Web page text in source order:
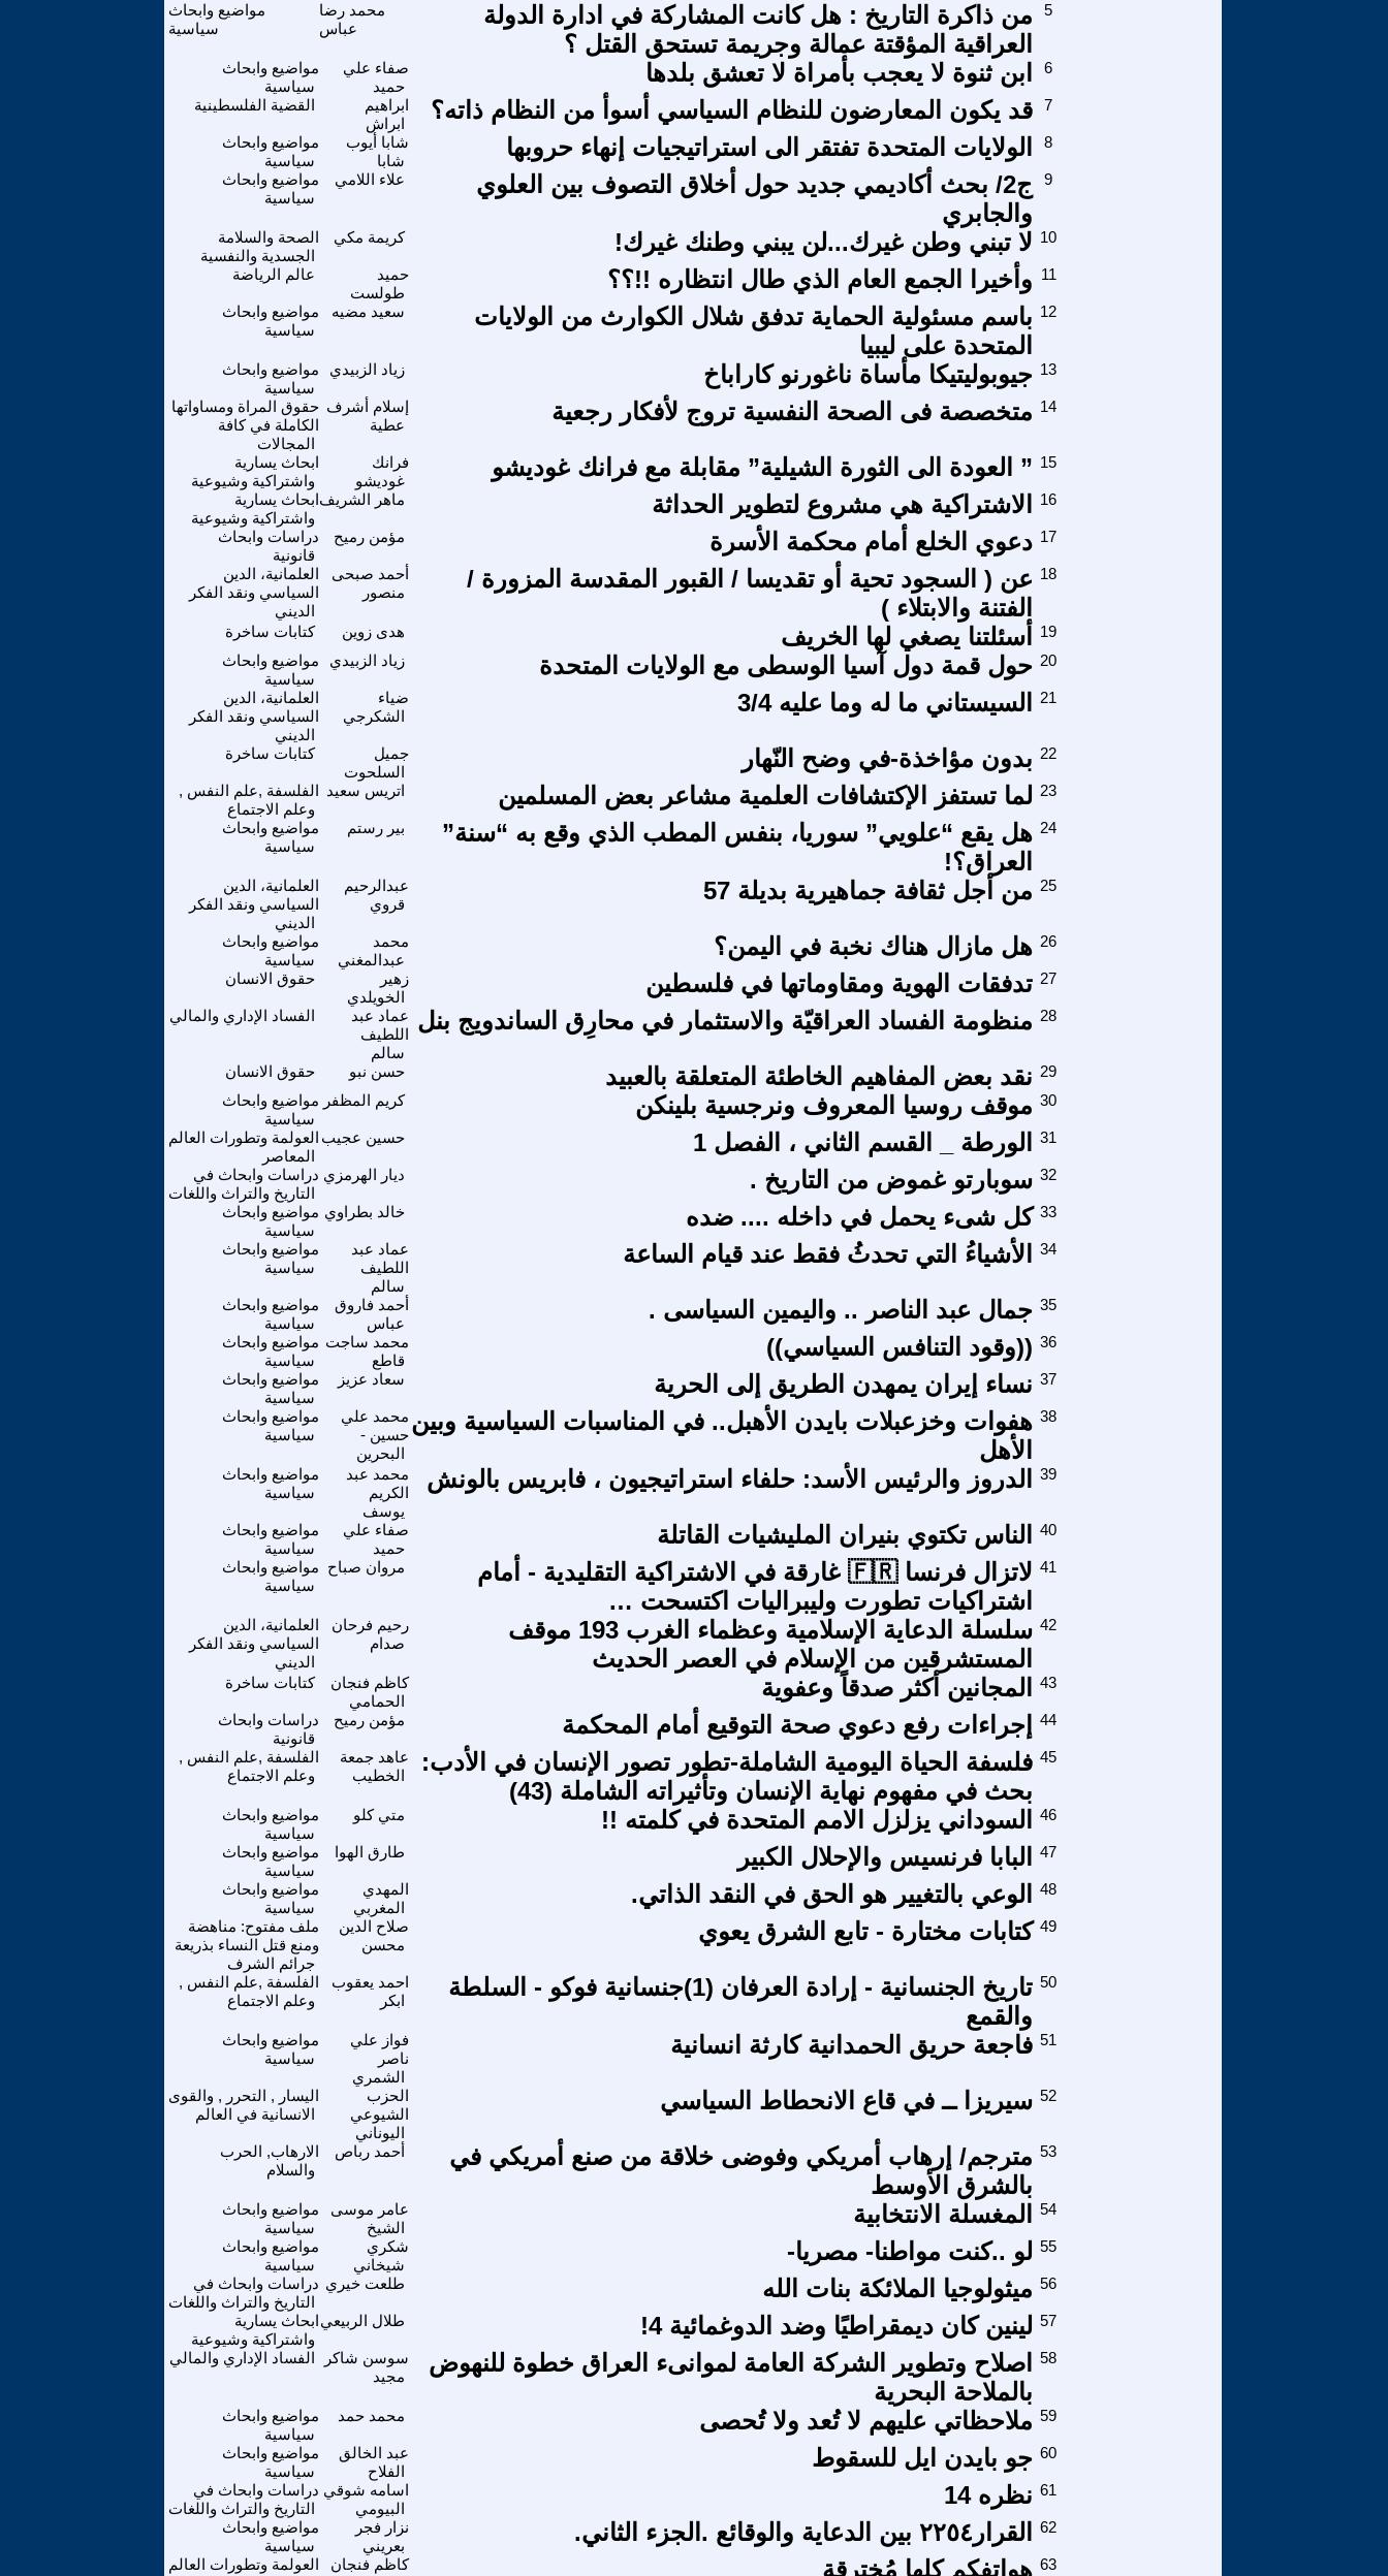
مواضيع وابحاث
سياسية
محمد رضا
عباس
من ذاكرة التاريخ : هل كانت المشاركة في ادارة الدولة
العراقية المؤقتة عمالة وجريمة تستحق القتل ؟
5
مواضيع وابحاث
سياسية
صفاء علي
حميد
ابن ثنوة لا يعجب بأمراة لا تعشق بلدها 6
القضية الفلسطينية
ابراهيم
ابراش
قد يكون المعارضون للنظام السياسي أسوأ من النظام ذاته؟ 7
مواضيع وابحاث
سياسية
شابا أيوب
شابا
الولايات المتحدة تفتقر الى استراتيجيات إنهاء حروبها 8
مواضيع وابحاث
سياسية
علاء اللامي
ج2/ بحث أكاديمي جديد حول أخلاق التصوف بين العلوي
والجابري
9
الصحة والسلامة
الجسدية والنفسية
كريمة مكي لا تبني وطن غيرك...لن يبني وطنك غيرك! 10
عالم الرياضة
حميد
طولست
وأخيرا الجمع العام الذي طال انتظاره !!؟؟ 11
مواضيع وابحاث
سياسية
سعيد مضيه
باسم مسئولية الحماية تدفق شلال الكوارث من الولايات
المتحدة على ليبيا
12
مواضيع وابحاث
سياسية
زياد الزبيدي جيوبوليتيكا مأساة ناغورنو كاراباخ 13
حقوق المراة ومساواتها
الكاملة في كافة
المجالات
إسلام أشرف
عطية
متخصصة فى الصحة النفسية تروج لأفكار رجعية 14
ابحاث يسارية
واشتراكية وشيوعية
فرانك
غوديشو
” العودة الى الثورة الشيلية” مقابلة مع فرانك غوديشو 15
ابحاث يسارية
واشتراكية وشيوعية
ماهر الشريف الاشتراكية هي مشروع لتطوير الحداثة 16
دراسات وابحاث
قانونية
مؤمن رميح دعوي الخلع أمام محكمة الأسرة 17
العلمانية، الدين
السياسي ونقد الفكر
الديني
أحمد صبحى
منصور
عن ( السجود تحية أو تقديسا / القبور المقدسة المزورة /
الفتنة والابتلاء )
18
كتابات ساخرة هدى زوين أسئلتنا يصغي لها الخريف
19
مواضيع وابحاث
سياسية
زياد الزبيدي حول قمة دول آسيا الوسطى مع الولايات المتحدة 20
العلمانية، الدين
السياسي ونقد الفكر
الديني
ضياء
الشكرجي
السيستاني ما له وما عليه 3/4 21
كتابات ساخرة
جميل
السلحوت
بدون مؤاخذة-في وضح النّهار 22
الفلسفة ,علم النفس ,
وعلم الاجتماع
اتريس سعيد لما تستفز الإكتشافات العلمية مشاعر بعض المسلمين 23
مواضيع وابحاث
سياسية
بير رستم
هل يقع “علويي” سوريا، بنفس المطب الذي وقع به “سنة”
العراق؟!
24
العلمانية، الدين
السياسي ونقد الفكر
الديني
عبدالرحيم
قروي
من أجل ثقافة جماهيرية بديلة 57 25
مواضيع وابحاث
سياسية
محمد
عبدالمغني
هل مازال هناك نخبة في اليمن؟ 26
حقوق الانسان
زهير
الخويلدي
تدفقات الهوية ومقاوماتها في فلسطين 27
الفساد الإداري والمالي
عماد عبد
اللطيف
سالم
منظومة الفساد العراقيّة والاستثمار في محارِق الساندويج بنل 28
حقوق الانسان حسن نبو نقد بعض المفاهيم الخاطئة المتعلقة بالعبيد 29
مواضيع وابحاث
سياسية
كريم المظفر موقف روسيا المعروف ونرجسية بلينكن 30
العولمة وتطورات العالم
المعاصر
حسين عجيب الورطة _ القسم الثاني ، الفصل 1 31
دراسات وابحاث في
التاريخ والتراث واللغات
ديار الهرمزي سوبارتو غموض من التاريخ . 32
مواضيع وابحاث
سياسية
خالد بطراوي كل شىء يحمل في داخله .... ضده 33
مواضيع وابحاث
سياسية
عماد عبد
اللطيف
سالم
الأشياءُ التي تحدثُ فقط عند قيام الساعة 34
مواضيع وابحاث
سياسية
أحمد فاروق
عباس
جمال عبد الناصر .. واليمين السياسى . 35
مواضيع وابحاث
سياسية
محمد ساجت
قاطع
((وقود التنافس السياسي)) 36
مواضيع وابحاث
سياسية
سعاد عزيز نساء إيران يمهدن الطريق إلى الحرية 37
مواضيع وابحاث
سياسية
محمد علي
حسين -
البحرين
هفوات وخزعبلات بايدن الأهبل.. في المناسبات السياسية وبين
الأهل
38
مواضيع وابحاث
سياسية
محمد عبد
الكريم
يوسف
الدروز والرئيس الأسد: حلفاء استراتيجيون ، فابريس بالونش 39
مواضيع وابحاث
سياسية
صفاء علي
حميد
الناس تكتوي بنيران المليشيات القاتلة 40
مواضيع وابحاث
سياسية
مروان صباح
لاتزال فرنسا 🇫🇷 غارقة في الاشتراكية التقليدية - أمام
اشتراكيات تطورت وليبراليات اكتسحت …
41
العلمانية، الدين
السياسي ونقد الفكر
الديني
رحيم فرحان
صدام
سلسلة الدعاية الإسلامية وعظماء الغرب 193 موقف
المستشرقين من الإسلام في العصر الحديث
42
كتابات ساخرة
كاظم فنجان
الحمامي
المجانين أكثر صدقاً وعفوية 43
دراسات وابحاث
قانونية
مؤمن رميح إجراءات رفع دعوي صحة التوقيع أمام المحكمة 44
الفلسفة ,علم النفس ,
وعلم الاجتماع
عاهد جمعة
الخطيب
فلسفة الحياة اليومية الشاملة-تطور تصور الإنسان في الأدب:
بحث في مفهوم نهاية الإنسان وتأثيراته الشاملة (43)
45
مواضيع وابحاث
سياسية
متي كلو السوداني يزلزل الامم المتحدة في كلمته !! 46
مواضيع وابحاث
سياسية
طارق الهوا البابا فرنسيس والإحلال الكبير 47
مواضيع وابحاث
سياسية
المهدي
المغربي
الوعي بالتغيير هو الحق في النقد الذاتي. 48
ملف مفتوح: مناهضة
ومنع قتل النساء بذريعة
جرائم الشرف
صلاح الدين
محسن
كتابات مختارة - تابع الشرق يعوي 49
الفلسفة ,علم النفس ,
وعلم الاجتماع
احمد يعقوب
ابكر
تاريخ الجنسانية - إرادة العرفان (1)جنسانية فوكو - السلطة
والقمع
50
مواضيع وابحاث
سياسية
فواز علي
ناصر
الشمري
فاجعة حريق الحمدانية كارثة انسانية 51
اليسار , التحرر , والقوى
الانسانية في العالم
الحزب
الشيوعي
اليوناني
سيريزا ــ في قاع الانحطاط السياسي 52
الارهاب, الحرب
والسلام
أحمد رباص
مترجم/ إرهاب أمريكي وفوضى خلاقة من صنع أمريكي في
بالشرق الأوسط
53
مواضيع وابحاث
سياسية
عامر موسى
الشيخ
المغسلة الانتخابية 54
مواضيع وابحاث
سياسية
شكري
شيخاني
لو ..كنت مواطنا- مصريا- 55
دراسات وابحاث في
التاريخ والتراث واللغات
طلعت خيري ميثولوجيا الملائكة بنات الله 56
ابحاث يسارية
واشتراكية وشيوعية
طلال الربيعي لينين كان ديمقراطيًا وضد الدوغمائية 4! 57
الفساد الإداري والمالي
سوسن شاكر
مجيد
اصلاح وتطوير الشركة العامة لموانىء العراق خطوة للنهوض
بالملاحة البحرية
58
مواضيع وابحاث
سياسية
محمد حمد ملاحظاتي عليهم لا تُعد ولا تُحصى 59
مواضيع وابحاث
سياسية
عبد الخالق
الفلاح
جو بايدن ايل للسقوط 60
دراسات وابحاث في
التاريخ والتراث واللغات
اسامه شوقي
البيومي
نظره 14 61
مواضيع وابحاث
سياسية
نزار فجر
بعريني
القرار٢٢٥٤ بين الدعاية والوقائع .الجزء الثاني. 62
العولمة وتطورات العالم
كاظم فنجان
هواتفكم كلها مُخترقة 63